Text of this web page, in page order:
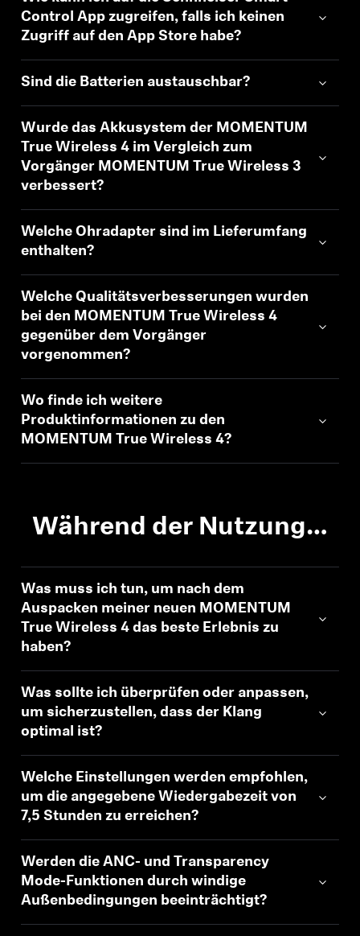
Control App zugreifen, falls ich keinen
Zugriff auf den App Store habe?
Sind die Batterien austauschbar?
Wurde das Akkusystem der MOMENTUM
True Wireless 4 im Vergleich zum
Vorgänger MOMENTUM True Wireless 3
verbessert?
Welche Ohradapter sind im Lieferumfang
enthalten?
Welche Qualitätsverbesserungen wurden
bei den MOMENTUM True Wireless 4
gegenüber dem Vorgänger
vorgenommen?
Wo finde ich weitere
Produktinformationen zu den
MOMENTUM True Wireless 4?
Während der Nutzung…
Was muss ich tun, um nach dem
Auspacken meiner neuen MOMENTUM
True Wireless 4 das beste Erlebnis zu
haben?
Was sollte ich überprüfen oder anpassen,
um sicherzustellen, dass der Klang
optimal ist?
Welche Einstellungen werden empfohlen,
um die angegebene Wiedergabezeit von
7,5 Stunden zu erreichen?
Werden die ANC- und Transparency
Mode-Funktionen durch windige
Außenbedingungen beeinträchtigt?